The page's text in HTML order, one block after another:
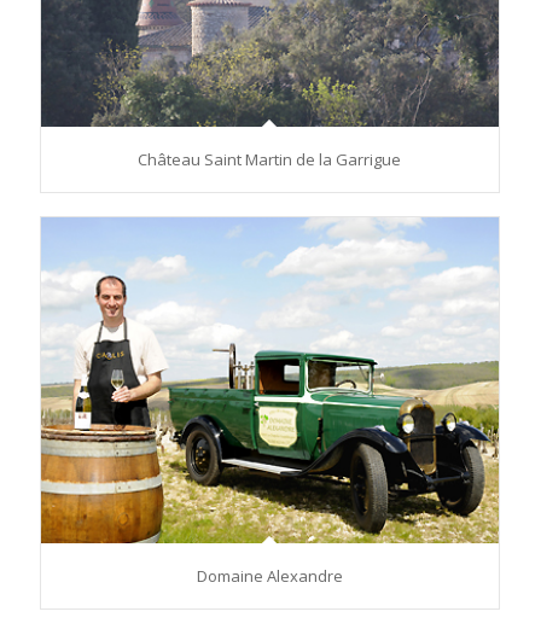
Château Saint Martin de la Garrigue
Domaine Alexandre